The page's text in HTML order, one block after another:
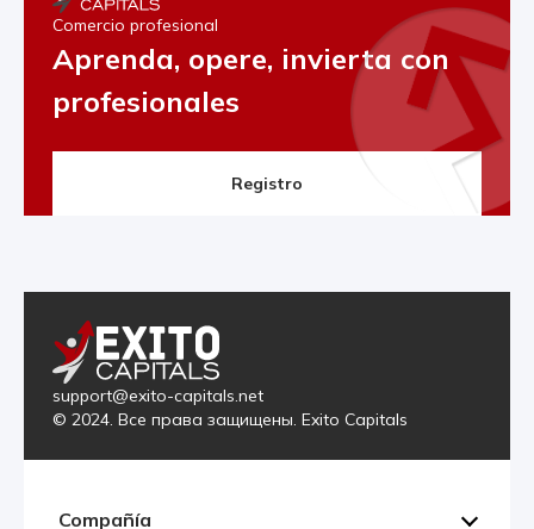
Comercio profesional
Aprenda, opere, invierta con
profesionales
Registro
support@exito-capitals.net
© 2024. Все права защищены. Exito Capitals
Compañía